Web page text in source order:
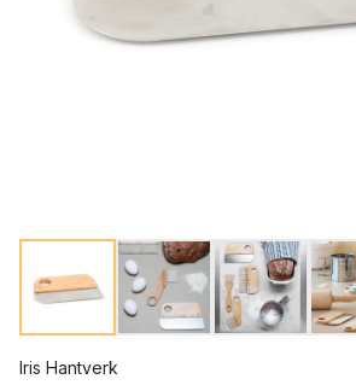
Iris Hantverk